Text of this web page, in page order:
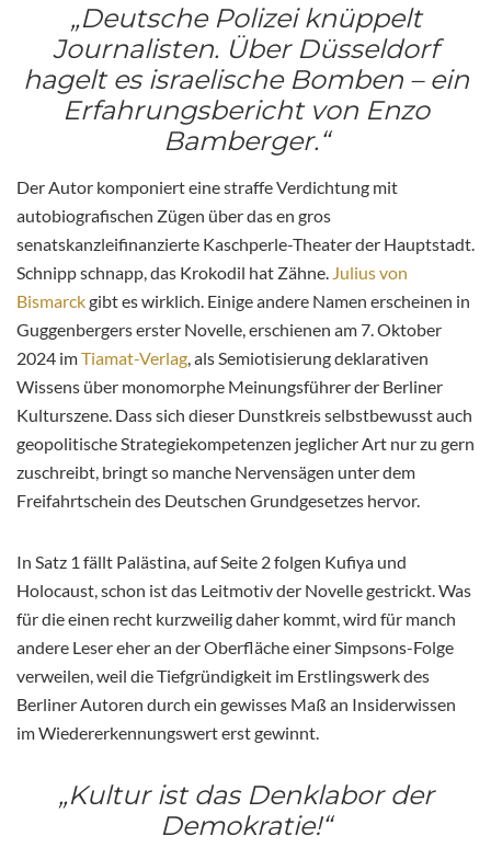
„Deutsche Polizei knüppelt
Journalisten. Über Düsseldorf
hagelt es israelische Bomben – ein
Erfahrungsbericht von Enzo
Bamberger.“
Der Autor komponiert eine straffe Verdichtung mit
autobiografischen Zügen über das en gros
senatskanzleifinanzierte Kaschperle-Theaterder Hauptstadt.
Schnipp schnapp, das Krokodil hat Zähne. Julius von
Bismarckgibt es wirklich. Einige andere Namen erscheinen in
Guggenbergers erster Novelle, erschienen am 7. Oktober
2024 imTiamat-Verlag, als Semiotisierung deklarativen
Wissens über monomorphe Meinungsführer der Berliner
Kulturszene. Dass sich dieser Dunstkreis selbstbewusst auch
geopolitische Strategiekompetenzen jeglicher Art nur zu gern
zuschreibt, bringt so manche Nervensägen unter dem
Freifahrtschein des Deutschen Grundgesetzes hervor.
In Satz 1 fällt Palästina, auf Seite 2 folgen Kufiya und
Holocaust, schon ist das Leitmotiv der Novelle gestrickt. Was
für die einen recht kurzweilig daher kommt, wird für manch
andere Leser eher an der Oberfläche einer Simpsons-Folge
verweilen, weil die Tiefgründigkeit im Erstlingswerk des
Berliner Autoren durch ein gewisses Maß an Insiderwissen
im Wiedererkennungswert erst gewinnt.
„Kultur ist das Denklabor der
Demokratie!“